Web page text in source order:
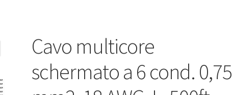
Cavo multicore
schermato a 6 cond. 0,75